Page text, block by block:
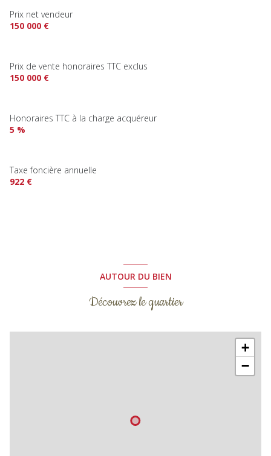
Prix net vendeur
150 000 €
Prix de vente honoraires TTC exclus
150 000 €
Honoraires TTC à la charge acquéreur
5 %
Taxe foncière annuelle
922 €
AUTOUR DU BIEN
Découvrez le quartier
+
−